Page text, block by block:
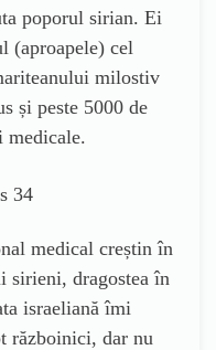
poporul sirian. Ei
(aproapele) cel
milostiv
și peste 5000 de
medical creștin în
sirieni, dragostea în
israeliană îmi
războinici, dar nu